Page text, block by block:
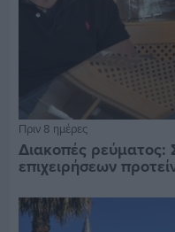
Πριν 8 ημέρες
Διακοπές ρεύματος:
επιχειρήσεων